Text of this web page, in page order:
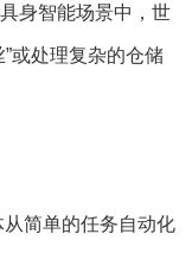
身智能场景中，世
或处理复杂的仓储
简单的任务自动化